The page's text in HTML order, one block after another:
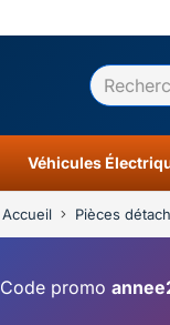
Véhicules
Accueil Pièces
Code promo
Résultats 0